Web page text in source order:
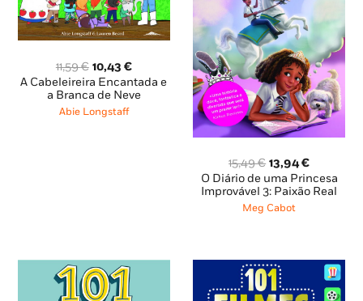
11,59€ O
preço
original
era:
10,43 €O
preço
atual
A Cabeleireira Encantada e
a Branca de Neve
Abie Longstaff
15,49€ O
preço
original
era:
13,94€O
preço
atual
O Diário de uma Princesa
Improvável 3: Paixão Real
Meg Cabot